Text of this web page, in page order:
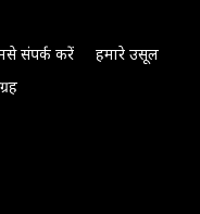
संपर्क करें
हमारे उसूल